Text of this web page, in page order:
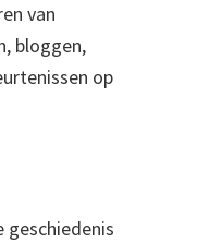
van
bloggen,
op
geschiedenis